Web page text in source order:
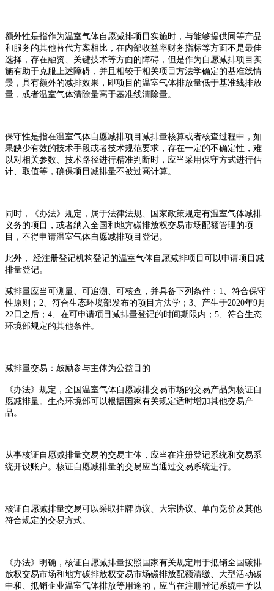
额外性是指作为温室气体自愿减排项目实施时，与能够提供同等产品
和服务的其他替代方案相比，在内部收益率财务指标等方面不是最佳
选择，存在融资、关键技术等方面的障碍，但是作为自愿减排项目实
施有助于克服上述障碍，并且相较于相关项目方法学确定的基准线情
景，具有额外的减排效果，即项目的温室气体排放量低于基准线排放
量，或者温室气体清除量高于基准线清除量。
保守性是指在温室气体自愿减排项目减排量核算或者核查过程中，如
果缺少有效的技术手段或者技术规范要求，存在一定的不确定性，难
以对相关参数、技术路径进行精准判断时，应当采用保守方式进行估
计、取值等，确保项目减排量不被过高计算。
同时，《办法》规定，属于法律法规、国家政策规定有温室气体减排
义务的项目，或者纳入全国和地方碳排放权交易市场配额管理的项
目，不得申请温室气体自愿减排项目登记。
此外，
经注册登记机构登记的温室气体自愿减排项目可以申请项目减
排量登记。
减排量应当可测量、可追溯、可核查，并具备下列条件： 1、符合保守
性原则；2、符合生态环境部发布的项目方法学；3、产生于2020年9月
22日之后；4、在可申请项目减排量登记的时间期限内；5、符合生态
环境部规定的其他条件。
减排量交易：鼓励参与主体为公益目的
《办法》规定，全国温室气体自愿减排交易市场的交易产品为核证自
愿减排量。生态环境部可以根据国家有关规定适时增加其他交易产
品。
从事核证自愿减排量交易的交易主体，应当在注册登记系统和交易系
统开设账户。核证自愿减排量的交易应当通过交易系统进行。
核证自愿减排量交易可以采取挂牌协议、大宗协议、单向竞价及其他
符合规定的交易方式。
《办法》明确，核证自愿减排量按照国家有关规定用于抵销全国碳排
放权交易市场和地方碳排放权交易市场碳排放配额清缴、大型活动碳
中和、抵销企业温室气体排放等用途的，应当在注册登记系统中予以